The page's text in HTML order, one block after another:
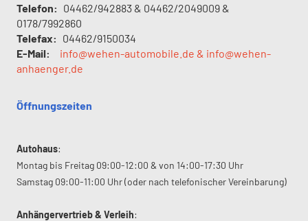
Telefon: 04462/942883 & 04462/2049009 &
0178/7992860
Telefax: 04462/9150034
E-Mail:
info@wehen-automobile.de & info@wehen-
anhaenger.de
Öffnungszeiten
Autohaus:
Montag bis Freitag 09:00-12:00 & von 14:00-17:30 Uhr
Samstag 09:00-11:00 Uhr (oder nach telefonischer Vereinbarung)
Anhängervertrieb & Verleih: